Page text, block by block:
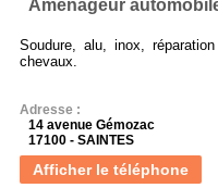
Aménageur
Soudure, alu, inox,
chevaux.
Adresse :
14 avenue Gémozac
17100 - SAINTES
Afficher le téléphone